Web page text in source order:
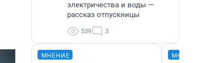
электричества и воды —
рассказ отпускницы
539 3
МНЕНИЕ